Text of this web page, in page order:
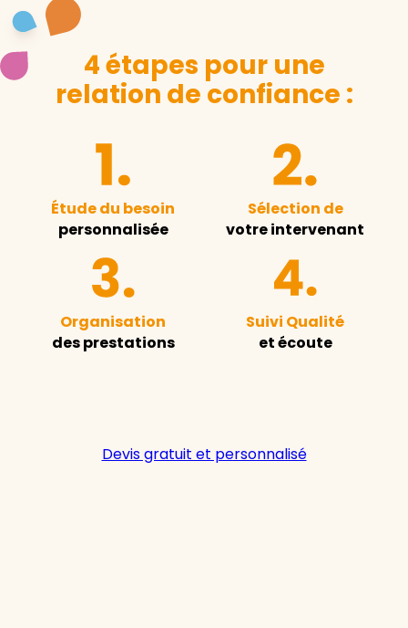
4 étapes pour une
relation de confiance :
Étude du besoin
personnalisée
Sélection de
votre intervenant
Organisation
des prestations
Suivi Qualité
et écoute
Devis gratuit et personnalisé